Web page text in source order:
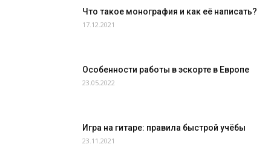
Что такое монография и как её написать?
17.12.2021
Особенности работы в эскорте в Европе
23.05.2022
Игра на гитаре: правила быстрой учёбы
23.11.2021